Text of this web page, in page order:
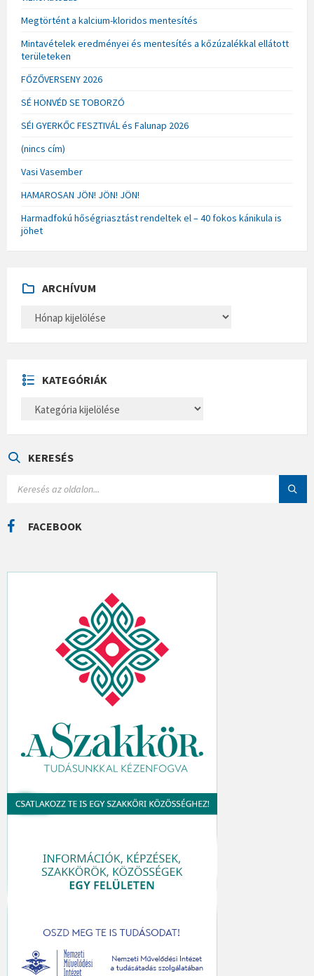
Megtörtént a kalcium-kloridos mentesítés
Mintavételek eredményei és mentesítés a kőzúzalékkal ellátott
területeken
FŐZŐVERSENY 2026
SÉ HONVÉD SE TOBORZÓ
SÉI GYERKŐC FESZTIVÁL és Falunap 2026
(nincs cím)
Vasi Vasember
HAMAROSAN JÖN! JÖN! JÖN!
Harmadfokú hőségriasztást rendeltek el – 40 fokos kánikula is
jöhet
ARCHÍVUM
H
U
M
KATEGÓRIÁK
E
Á
KERESÉS
C
H
FACEBOOK